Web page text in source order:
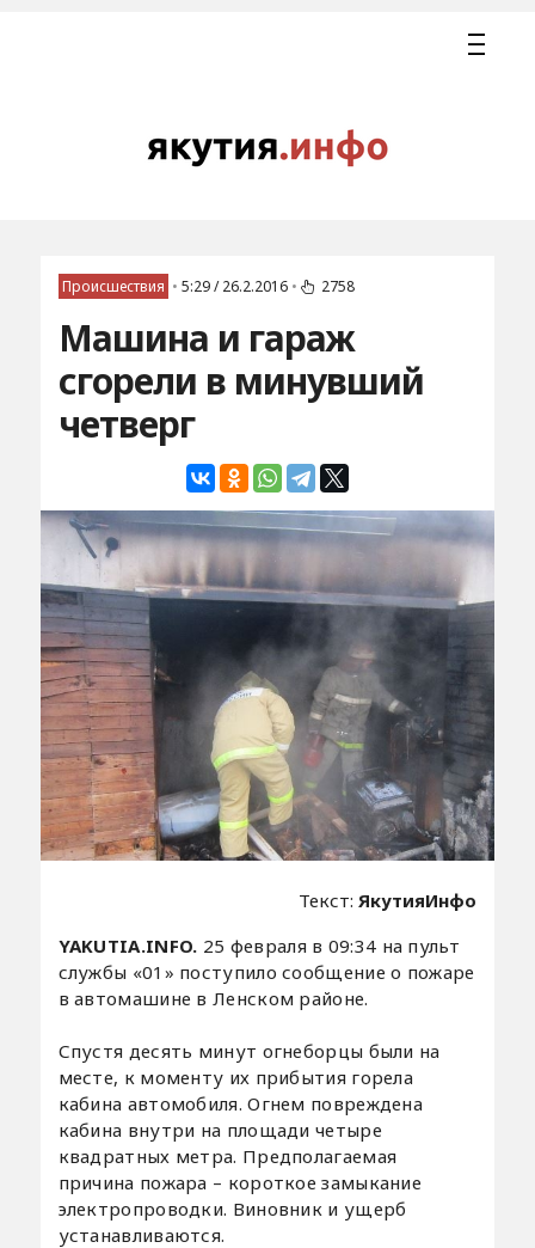
Происшествия • 5:29 / 26.2.2016 • 2758
Машина и гараж
сгорели в минувший
четверг
Текст: ЯкутияИнфо
YAKUTIA.INFO. 25 февраля в 09:34 на пульт
службы «01» поступило сообщение о пожаре
в автомашине в Ленском районе.
Спустя десять минут огнеборцы были на
месте, к моменту их прибытия горела
кабина автомобиля. Огнем повреждена
кабина внутри на площади четыре
квадратных метра. Предполагаемая
причина пожара – короткое замыкание
электропроводки. Виновник и ущерб
устанавливаются.